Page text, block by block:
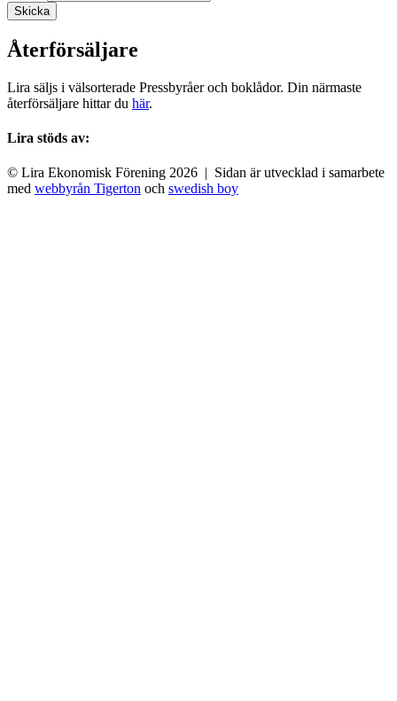
Återförsäljare
Lira säljs i välsorterade Pressbyråer och boklådor. Din närmaste
återförsäljare hittar du här.
Lira stöds av:
© Lira Ekonomisk Förening 2026 | Sidan är utvecklad i samarbete
med webbyrån Tigerton och swedish boy